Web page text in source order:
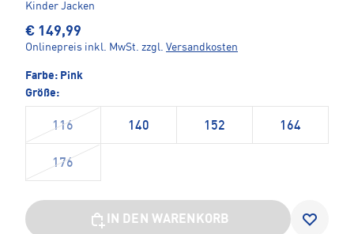
Kinder Jacken
€ 149,99
Onlinepreis inkl. MwSt. zzgl. Versandkosten
Farbe: Pink
Größe:
116 140 152 164
176
IN DEN WARENKORB